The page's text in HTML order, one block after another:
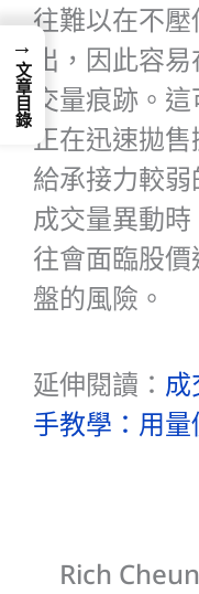
往難以在不
出，因此容
交量痕跡。
正在迅速拋
給承接力較
成交量異動
往會面臨股
盤的風險。
延伸閱讀：
手教學：用
Rich
→
文章目錄